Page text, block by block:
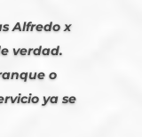
Alfredo x
verdad.
o
ya se